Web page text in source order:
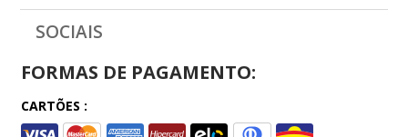
SOCIAIS
FORMAS DE PAGAMENTO:
CARTÕES :